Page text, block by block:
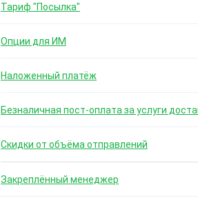
Тариф "Посылка"
Опции для ИМ
Наложенный платёж
Безналичная пост-оплата за услуги
Скидки от объёма отправлений
Закреплённый менеджер